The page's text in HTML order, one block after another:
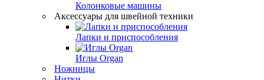
Колонковые машины
Аксессуары для швейной техники
Лапки и приспособления
Иглы Organ
Ножницы